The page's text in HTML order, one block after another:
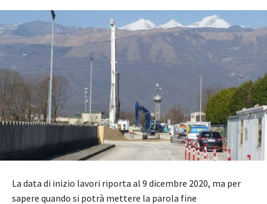
La data di inizio lavori riporta al 9 dicembre 2020, ma per
sapere quando si potrà mettere la parola fine